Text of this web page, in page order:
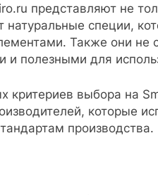
представляют не
натуральные специи,
Также они не
полезными для
критериев выбора на
которые
производства.